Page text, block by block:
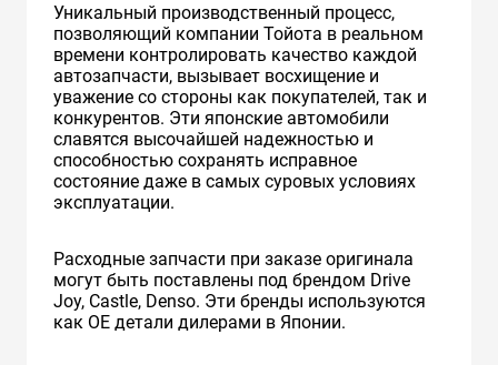
Уникальный производственный процесс,
позволяющий компании Тойота в реальном
времени контролировать качество каждой
автозапчасти, вызывает восхищение и
уважение со стороны как покупателей, так и
конкурентов. Эти японские автомобили
славятся высочайшей надежностью и
способностью сохранять исправное
состояние даже в самых суровых условиях
эксплуатации.
Расходные запчасти при заказе оригинала
могут быть поставлены под брендом Drive
Joy, Castle, Denso. Эти бренды используются
как ОЕ детали дилерами в Японии.